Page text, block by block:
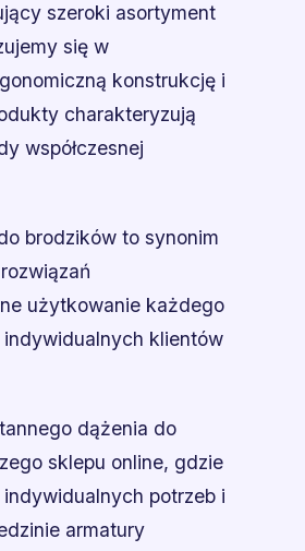
szeroki asortyment
się w
konstrukcję i
charakteryzują
współczesnej
brodzików to synonim
użytkowanie każdego
indywidualnych klientów
dążenia do
sklepu online, gdzie
potrzeb i
armatury